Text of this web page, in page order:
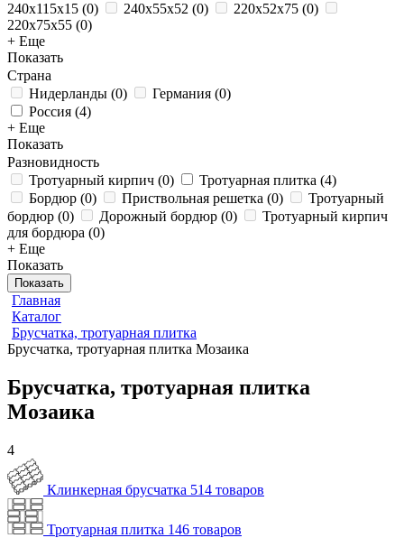
240х115х15 (0) 240x55x52 (0) 220x52x75 (0)
220x75x55 (0)
+ Еще
Показать
Страна
Нидерланды (0) Германия (0)
Россия (4)
+ Еще
Показать
Разновидность
Тротуарный кирпич (0) Тротуарная плитка (4)
Бордюр (0) Приствольная решетка (0)
Тротуарный
бордюр (0) Дорожный бордюр (0)
Тротуарный кирпич
для бордюра (0)
+ Еще
Показать
Показать
Главная
Каталог
Брусчатка, тротуарная плитка
Брусчатка, тротуарная плитка Мозаика
Брусчатка, тротуарная плитка
Мозаика
4
Клинкерная брусчатка 514 товаров
Тротуарная плитка 146 товаров